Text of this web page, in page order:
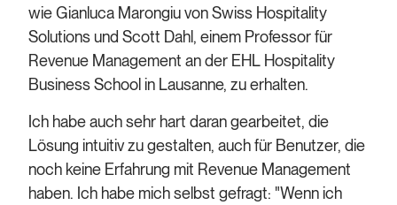
wie Gianluca Marongiu von Swiss Hospitality
Solutions und Scott Dahl, einem Professor für
Revenue Management an der EHL Hospitality
Business School in Lausanne, zu erhalten.
Ich habe auch sehr hart daran gearbeitet, die
Lösung intuitiv zu gestalten, auch für Benutzer, die
noch keine Erfahrung mit Revenue Management
haben. Ich habe mich selbst gefragt: "Wenn ich